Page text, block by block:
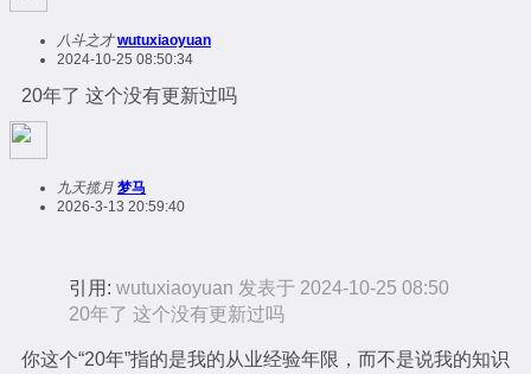
八斗之才 wutuxiaoyuan
2024-10-25 08:50:34
20年了 这个没有更新过吗
九天揽月 梦马
2026-3-13 20:59:40
引用: wutuxiaoyuan 发表于 2024-10-25 08:50
20年了 这个没有更新过吗
你这个“20年”指的是我的从业经验年限，而不是说我的知识